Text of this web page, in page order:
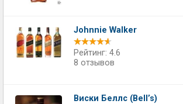
Johnnie Walker
Рейтинг: 4.6
8 отзывов
Виски Беллс (Bell’s)